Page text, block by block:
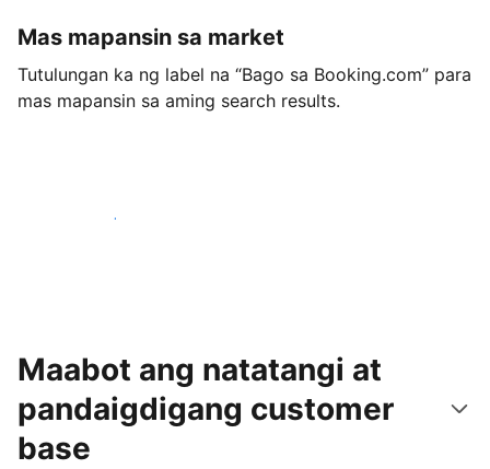
Mas mapansin sa market
Tutulungan ka ng label na “Bago sa Booking.com” para
mas mapansin sa aming search results.
Magsimula ngayon
Maabot ang natatangi at
pandaigdigang customer
base